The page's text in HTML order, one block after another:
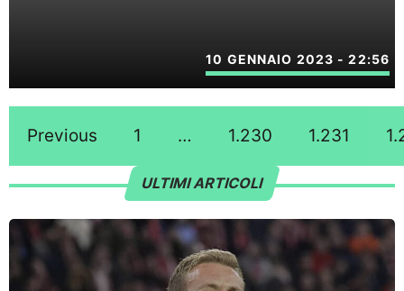
10 GENNAIO 2023 - 22:56
Previous 1 … 1.230 1.231
ULTIMI ARTICOLI